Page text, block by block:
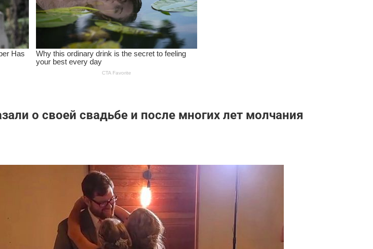
о своей свадьбе и после многих лет молчания